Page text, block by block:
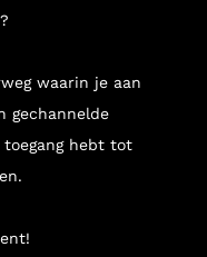
waarin je aan
gechannelde
toegang hebt tot